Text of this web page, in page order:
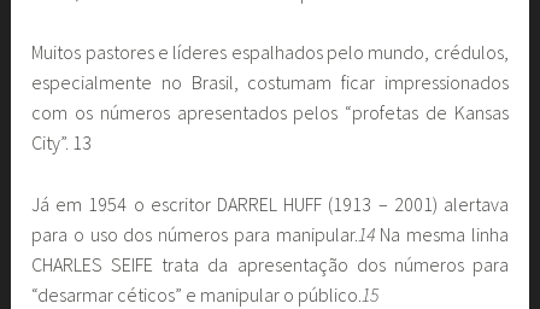
Muitos pastores e líderes espalhados pelo mundo, crédulos,
especialmente no Brasil, costumam ficar impressionados
com os números apresentados pelos “profetas de Kansas
City”. 13
Já em 1954 o escritor DARREL HUFF (1913 – 2001) alertava
para o uso dos números para manipular.14Na mesma linha
CHARLES SEIFE trata da apresentação dos números para
“desarmar céticos” e manipular o público.15